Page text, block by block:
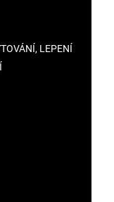
LEPENÍ